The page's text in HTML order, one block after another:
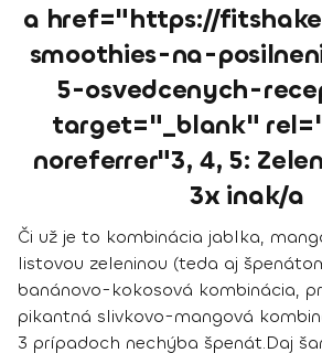
a href="https://
smoothies-na-
5-osvedcenych-
target="_blank"
noreferrer"3, 4, 5:
3x inak/a
Či už je to kombinácia jablka,
listovou zeleninou (teda aj
banánovo-kokosová kombinácia,
pikantná slivkovo-mangová
3 prípadoch nechýba špenát.Daj